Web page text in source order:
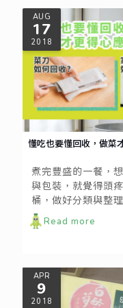
改變，逐漸轉變成
AUG
17
2018
懂吃也要懂回收，做菜
煮完豐盛的一餐，
與包裝，就覺得頭
桶，做好分類與整
ending！
Read more
APR
9
2018